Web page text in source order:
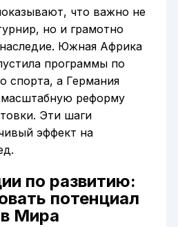
что важно не
но и грамотно
наследие. Южная Африка
программы по
спорта, а Германия
реформу
Эти шаги
эффект на
по развитию:
потенциал
Мира